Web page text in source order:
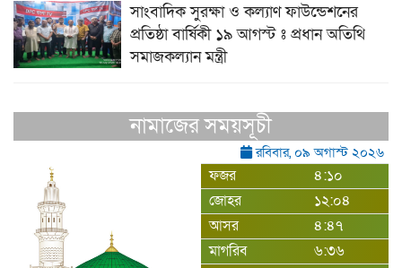
সাংবাদিক সুরক্ষা ও কল্যাণ ফাউন্ডেশনের
প্রতিষ্ঠা বার্ষিকী ১৯ আগস্ট ঃ প্রধান অতিথি
সমাজকল্যান মন্ত্রী
নামাজের সময়সূচী
রবিবার, ০৯ অগাস্ট ২০২৬
ফজর
৪:১০
জোহর
১২:০৪
আসর
৪:৪৭
মাগরিব
৬:৩৬